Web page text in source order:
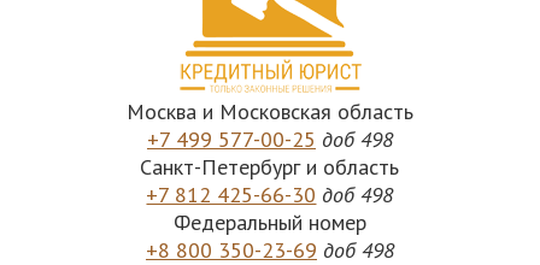
Москва и Московская область
+7 499 577-00-25 доб 498
Санкт-Петербург и область
+7 812 425-66-30 доб 498
Федеральный номер
+8 800 350-23-69 доб 498